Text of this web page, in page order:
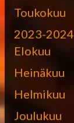
Toukokuu
2023-2024
Elokuu
Heinäkuu
Helmikuu
Joulukuu